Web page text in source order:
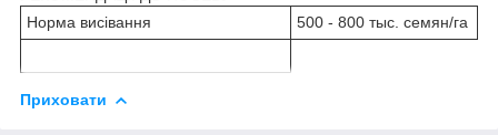
Норма висівання
500 - 800 тыс. семян/га
Приховати